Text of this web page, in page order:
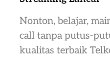
Nonton, belajar,
call tanpa putus-
kualitas terbaik